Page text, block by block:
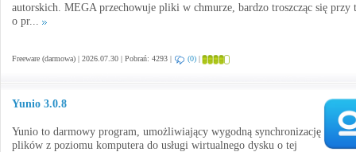
autorskich. MEGA przechowuje pliki w chmurze, bardzo troszcząc się przy
o pr...
Freeware (darmowa) | 2026.07.30 | Pobrań: 4293 | (0) |
Yunio 3.0.8
Yunio to darmowy program, umożliwiający wygodną synchronizację
plików z poziomu komputera do usługi wirtualnego dysku o tej